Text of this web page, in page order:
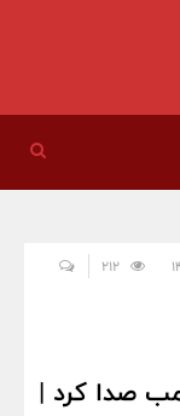
صدا کرد |